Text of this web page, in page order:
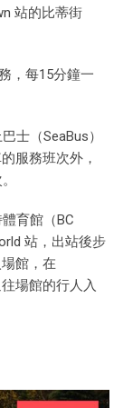
站的比蒂街
，每15分鐘一
士（SeaBus）
服務班次外，
育館（BC
站，出站後步
館，在
場館的行人入